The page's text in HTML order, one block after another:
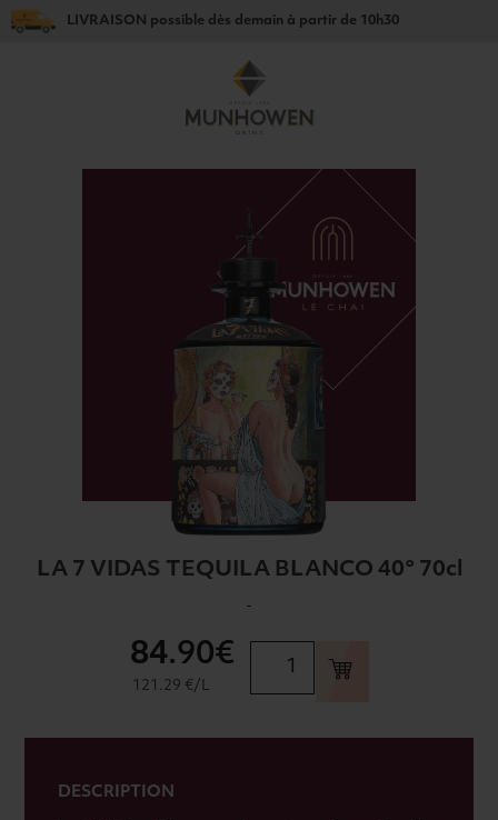
LIVRAISON possible dès demain à partir de 10h30
LA 7 VIDAS TEQUILA BLANCO 40° 70cl
-
84.90€
121.29 €/L
DESCRIPTION